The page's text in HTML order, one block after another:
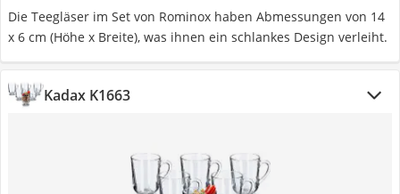
Die Teegläser im Set von Rominox haben Abmessungen von 14
x 6 cm (Höhe x Breite), was ihnen ein schlankes Design verleiht.
Kadax K1663